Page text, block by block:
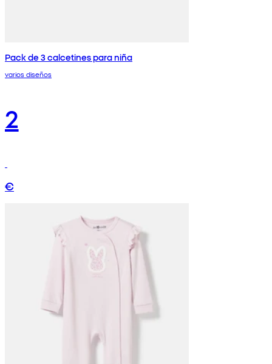
Pack de 3 calcetines para niña
varios diseños
2
€